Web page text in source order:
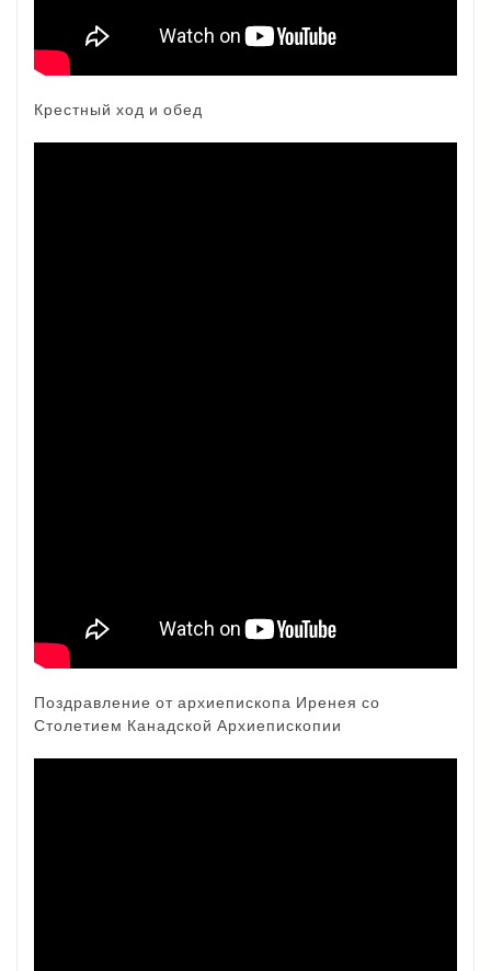
Крестный ход и обед
Поздравление от архиепископа Иренея со
Столетием Канадской Архиепископии